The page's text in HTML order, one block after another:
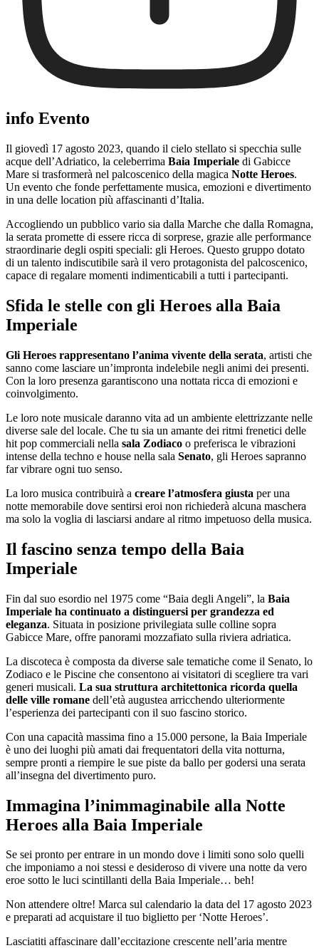
info Evento
Il giovedì 17 agosto 2023, quando il cielo stellato si specchia sulle
acque dell’Adriatico, la celeberrima Baia Imperiale di Gabicce
Mare si trasformerà nel palcoscenico della magica Notte Heroes.
Un evento che fonde perfettamente musica, emozioni e divertimento
in una delle location più affascinanti d’Italia.
Accogliendo un pubblico vario sia dalla Marche che dalla Romagna,
la serata promette di essere ricca di sorprese, grazie alle performance
straordinarie degli ospiti speciali: gli Heroes. Questo gruppo dotato
di un talento indiscutibile sarà il vero protagonista del palcoscenico,
capace di regalare momenti indimenticabili a tutti i partecipanti.
Sfida le stelle con gli Heroes alla Baia
Imperiale
Gli Heroes rappresentano l’anima vivente della serata, artisti che
sanno come lasciare un’impronta indelebile negli animi dei presenti.
Con la loro presenza garantiscono una nottata ricca di emozioni e
coinvolgimento.
Le loro note musicale daranno vita ad un ambiente elettrizzante nelle
diverse sale del locale. Che tu sia un amante dei ritmi frenetici delle
hit pop commerciali nella sala Zodiaco o preferisca le vibrazioni
intense della techno e house nella sala Senato, gli Heroes sapranno
far vibrare ogni tuo senso.
La loro musica contribuirà a creare l’atmosfera giusta per una
notte memorabile dove sentirsi eroi non richiederà alcuna maschera
ma solo la voglia di lasciarsi andare al ritmo impetuoso della musica.
Il fascino senza tempo della Baia
Imperiale
Fin dal suo esordio nel 1975 come “Baia degli Angeli”, la Baia
Imperiale ha continuato a distinguersi per grandezza ed
eleganza. Situata in posizione privilegiata sulle colline sopra
Gabicce Mare, offre panorami mozzafiato sulla riviera adriatica.
La discoteca è composta da diverse sale tematiche come il Senato, lo
Zodiaco e le Piscine che consentono ai visitatori di scegliere tra vari
generi musicali. La sua struttura architettonica ricorda quella
delle ville romane dell’età augustea arricchendo ulteriormente
l’esperienza dei partecipanti con il suo fascino storico.
Con una capacità massima fino a 15.000 persone, la Baia Imperiale
è uno dei luoghi più amati dai frequentatori della vita notturna,
sempre pronti a riempire le sue piste da ballo per godersi una serata
all’insegna del divertimento puro.
Immagina l’inimmaginabile alla Notte
Heroes alla Baia Imperiale
Se sei pronto per entrare in un mondo dove i limiti sono solo quelli
che imponiamo a noi stessi e desideroso di vivere una notte da vero
eroe sotto le luci scintillanti della Baia Imperiale… beh!
Non attendere oltre! Marca sul calendario la data del 17 agosto 2023
e preparati ad acquistare il tuo biglietto per ‘Notte Heroes’.
Lasciatiti affascinare dall’eccitazione crescente nell’aria mentre